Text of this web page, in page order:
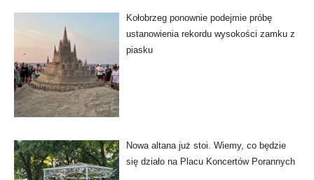
Kołobrzeg ponownie podejmie próbę
ustanowienia rekordu wysokości zamku z
piasku
Nowa altana już stoi. Wiemy, co będzie
się działo na Placu Koncertów Porannych